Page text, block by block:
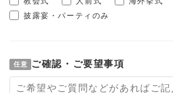
披露宴・パーティのみ
任意 ご確認・ご要望事項